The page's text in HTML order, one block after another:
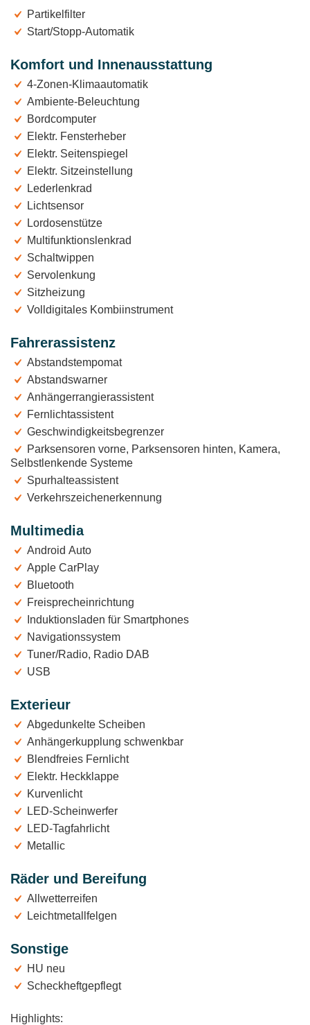
Partikelfilter
Start/Stopp-Automatik
Komfort und Innenausstattung
4-Zonen-Klimaautomatik
Ambiente-Beleuchtung
Bordcomputer
Elektr. Fensterheber
Elektr. Seitenspiegel
Elektr. Sitzeinstellung
Lederlenkrad
Lichtsensor
Lordosenstütze
Multifunktionslenkrad
Schaltwippen
Servolenkung
Sitzheizung
Volldigitales Kombiinstrument
Fahrerassistenz
Abstandstempomat
Abstandswarner
Anhängerrangierassistent
Fernlichtassistent
Geschwindigkeitsbegrenzer
Parksensoren vorne, Parksensoren hinten, Kamera,
Selbstlenkende Systeme
Spurhalteassistent
Verkehrszeichenerkennung
Multimedia
Android Auto
Apple CarPlay
Bluetooth
Freisprecheinrichtung
Induktionsladen für Smartphones
Navigationssystem
Tuner/Radio, Radio DAB
USB
Exterieur
Abgedunkelte Scheiben
Anhängerkupplung schwenkbar
Blendfreies Fernlicht
Elektr. Heckklappe
Kurvenlicht
LED-Scheinwerfer
LED-Tagfahrlicht
Metallic
Räder und Bereifung
Allwetterreifen
Leichtmetallfelgen
Sonstige
HU neu
Scheckheftgepflegt
Highlights: